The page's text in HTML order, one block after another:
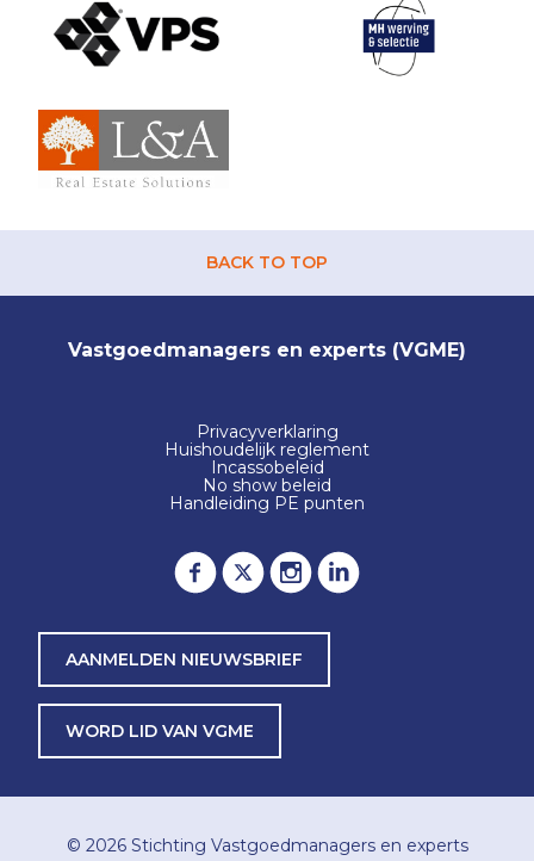
BACK TO TOP
Vastgoedmanagers en experts (VGME)
Privacyverklaring
Huishoudelijk reglement
Incassobeleid
No show beleid
Handleiding PE punten
AANMELDEN NIEUWSBRIEF
WORD LID VAN VGME
© 2026 Stichting Vastgoedmanagers en experts